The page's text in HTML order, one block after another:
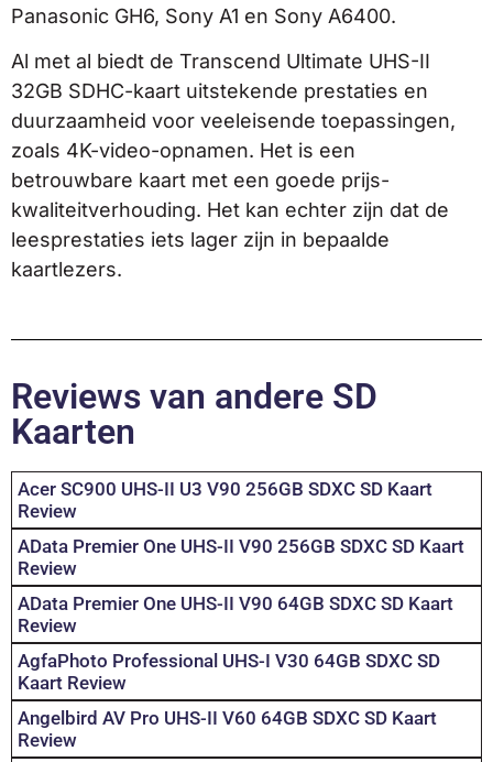
Panasonic GH6, Sony A1 en Sony A6400.
Al met al biedt de Transcend Ultimate UHS-II
32GB SDHC-kaart uitstekende prestaties en
duurzaamheid voor veeleisende toepassingen,
zoals 4K-video-opnamen. Het is een
betrouwbare kaart met een goede prijs-
kwaliteitverhouding. Het kan echter zijn dat de
leesprestaties iets lager zijn in bepaalde
kaartlezers.
Reviews van andere SD
Kaarten
Acer SC900 UHS-II U3 V90 256GB SDXC SD Kaart
Review
AData Premier One UHS-II V90 256GB SDXC SD Kaart
Review
AData Premier One UHS-II V90 64GB SDXC SD Kaart
Review
AgfaPhoto Professional UHS-I V30 64GB SDXC SD
Kaart Review
Angelbird AV Pro UHS-II V60 64GB SDXC SD Kaart
Review